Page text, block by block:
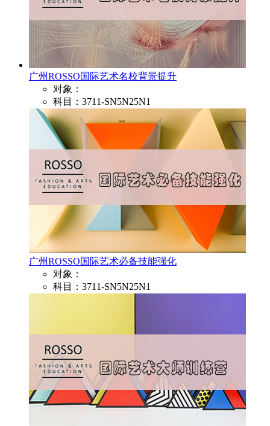
广州ROSSO国际艺术名校背景提升
对象：
科目：3711-SN5N25N1
广州ROSSO国际艺术必备技能强化
对象：
科目：3711-SN5N25N1